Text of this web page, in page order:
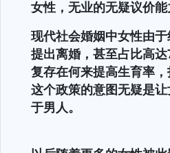
女性，无业的无疑议价能
现代社会婚姻中女性由
提出离婚，甚至占比高
复存在何来提高生育率，
这个政策的意图无疑是
于男人。